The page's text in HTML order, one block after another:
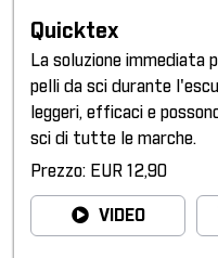
Quicktex
La soluzione immediata
pelli da sci durante
leggeri, efficaci e
sci di tutte le marche.
Prezzo: EUR 12,90
VIDEO